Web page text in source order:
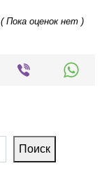
( Пока оценок нет )
Поиск